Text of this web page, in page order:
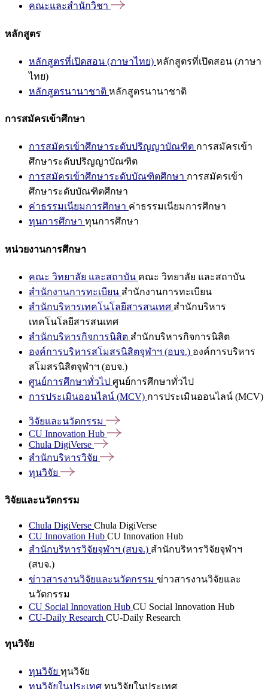
คณะและสำนักวิชา
หลักสูตร
หลักสูตรที่เปิดสอน (ภาษาไทย) หลักสูตรที่เปิดสอน (ภาษา
ไทย)
หลักสูตรนานาชาติ หลักสูตรนานาชาติ
การสมัครเข้าศึกษา
การสมัครเข้าศึกษาระดับปริญญาบัณฑิต การสมัครเข้า
ศึกษาระดับปริญญาบัณฑิต
การสมัครเข้าศึกษาระดับบัณฑิตศึกษา การสมัครเข้า
ศึกษาระดับบัณฑิตศึกษา
ค่าธรรมเนียมการศึกษา ค่าธรรมเนียมการศึกษา
ทุนการศึกษา ทุนการศึกษา
หน่วยงานการศึกษา
คณะ วิทยาลัย และสถาบัน คณะ วิทยาลัย และสถาบัน
สำนักงานการทะเบียน สำนักงานการทะเบียน
สำนักบริหารเทคโนโลยีสารสนเทศ สำนักบริหาร
เทคโนโลยีสารสนเทศ
สำนักบริหารกิจการนิสิต สำนักบริหารกิจการนิสิต
องค์การบริหารสโมสรนิสิตจุฬาฯ (อบจ.) องค์การบริหาร
สโมสรนิสิตจุฬาฯ (อบจ.)
ศูนย์การศึกษาทั่วไป ศูนย์การศึกษาทั่วไป
การประเมินออนไลน์ (MCV) การประเมินออนไลน์ (MCV)
วิจัยและนวัตกรรม
CU Innovation Hub
Chula DigiVerse
สำนักบริหารวิจัย
ทุนวิจัย
วิจัยและนวัตกรรม
Chula DigiVerse Chula DigiVerse
CU Innovation Hub CU Innovation Hub
สำนักบริหารวิจัยจุฬาฯ (สบจ.) สำนักบริหารวิจัยจุฬาฯ
(สบจ.)
ข่าวสารงานวิจัยและนวัตกรรม ข่าวสารงานวิจัยและ
นวัตกรรม
CU Social Innovation Hub CU Social Innovation Hub
CU-Daily Research CU-Daily Research
ทุนวิจัย
ทุนวิจัย ทุนวิจัย
ทุนวิจัยในประเทศ ทุนวิจัยในประเทศ